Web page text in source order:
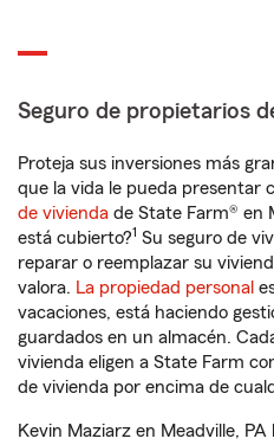
Seguro de propietarios
Proteja sus inversiones más
que la vida le pueda presentar
de vivienda de State Farm® en
está cubierto?1 Su seguro de
reparar o reemplazar su
valora. La propiedad personal
vacaciones, está haciendo
guardados en un almacén.
vivienda eligen a State Farm
de vivienda por encima de
Kevin Maziarz en Meadville,